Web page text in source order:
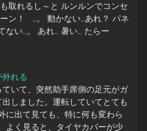
取れるし～と ルンルンでコンセ
ン！ …。 動かない…あれ？ パネ
ない…。 あれ… 暑い… たらー
れる
いて、突然助手席側の足元がガ
出しました。運転していてとても
に出て見ても、特に何も変わら
よく見ると、タイヤカバーが少